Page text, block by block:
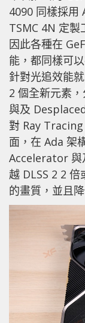
4090 同樣採用
TSMC 4N 定製
因此各種在
能，都同樣可
針對光追效能
2 個全新元素
與及
對 Ray Tracing
面，在 Ada 架
Accelerator 與
越 DLSS 2 2
的畫質，並且